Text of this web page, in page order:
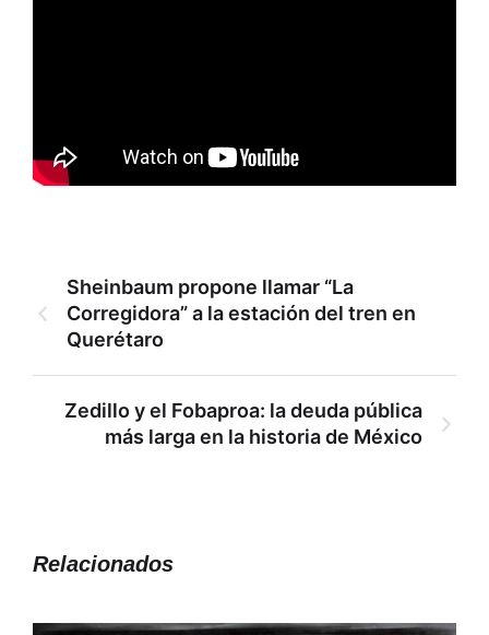
Sheinbaum propone llamar “La
Corregidora” a la estación del tren en
Querétaro
Zedillo y el Fobaproa: la deuda pública
más larga en la historia de México
Relacionados